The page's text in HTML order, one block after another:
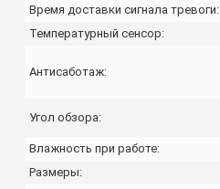
Время доставки сигнала тревоги:
Температурный сенсор:
Антисаботаж:
Угол обзора:
Влажность при работе:
Размеры: